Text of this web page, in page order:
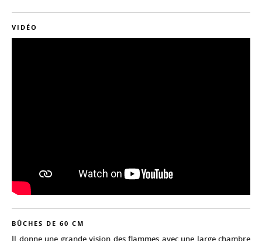
VIDÉO
BÛCHES DE 60 CM
Il donne une grande vision des flammes avec une large chambre